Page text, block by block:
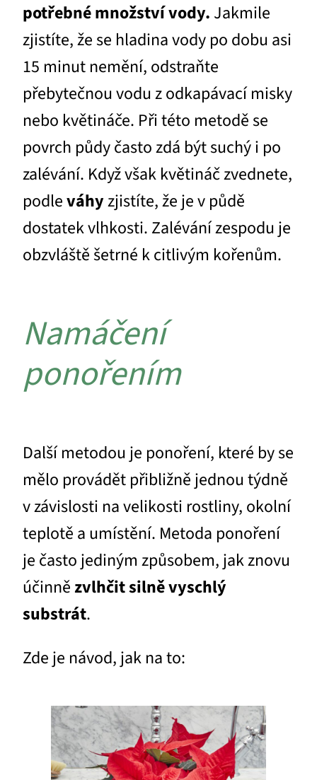
potřebné množství vody. Jakmile
zjistíte, že se hladina vody po dobu asi
15 minut nemění, odstraňte
přebytečnou vodu z odkapávací misky
nebo květináče. Při této metodě se
povrch půdy často zdá být suchý i po
zalévání. Když však květináč zvednete,
podleváhyzjistíte, že je v půdě
dostatek vlhkosti. Zalévání zespodu je
obzvláště šetrné k citlivým kořenům.
Namáčení
ponořením
Další metodou je ponoření, které by se
mělo provádět přibližně jednou týdně
v závislosti na velikosti rostliny, okolní
teplotě a umístění. Metoda ponoření
je často jediným způsobem, jak znovu
účinnězvlhčit silně vyschlý
substrát.
Zde je návod, jak na to: